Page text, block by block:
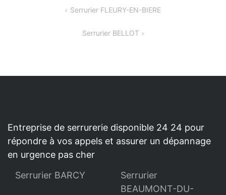
NAVIGATION Serrurier FLEURY-EN-BIERE
Serrurier BELLOT
Entreprise de serrurerie disponible 24 24 pour
répondre à vos appels et assurer un dépannage
en urgence pas cher
Serrurier BARCY
Serrurier
BEAUMONT-DU-